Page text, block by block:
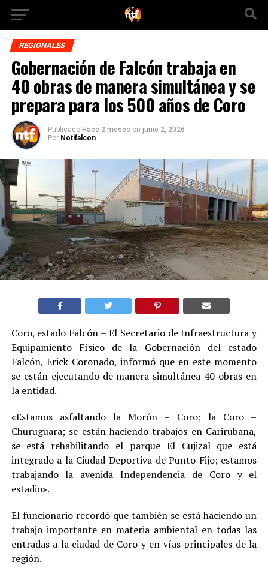
REGIONALES
Gobernación de Falcón trabaja en
40 obras de manera simultánea y se
prepara para los 500 años de Coro
Publicado Hace 2 meses on junio 2, 2026
Por Notifalcon
Coro, estado Falcón – El Secretario de Infraestructura y
Equipamiento Físico de la Gobernación del estado
Falcón, Erick Coronado, informó que en este momento
se están ejecutando de manera simultánea 40 obras en
la entidad.
«Estamos asfaltando la Morón – Coro; la Coro –
Churuguara; se están haciendo trabajos en Carirubana,
se está rehabilitando el parque El Cujizal que está
integrado a la Ciudad Deportiva de Punto Fijo; estamos
trabajando la avenida Independencia de Coro y el
estadio».
El funcionario recordó que también se está haciendo un
trabajo importante en materia ambiental en todas las
entradas a la ciudad de Coro y en vías principales de la
región.